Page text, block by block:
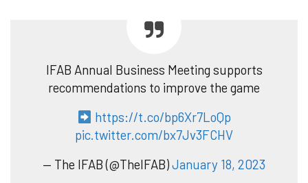
IFAB Annual Business Meeting supports
recommendations to improve the game
https://t.co/bp6Xr7LoQp
pic.twitter.com/bx7Jv3FCHV
— The IFAB (@TheIFAB)January 18, 2023